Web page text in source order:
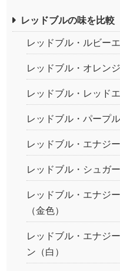
レッドブルの味を比較
レッドブル・ルビー
レッドブル・オレン
レッドブル・レッド
レッドブル・パープ
レッドブル・エナジ
レッドブル・シュガ
レッドブル・エナジ
（金色）
レッドブル・エナジ
ン（白）